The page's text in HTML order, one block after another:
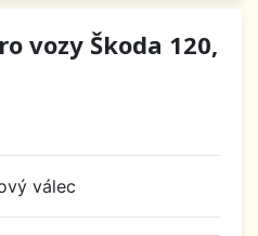
vozy Škoda 120,
válec